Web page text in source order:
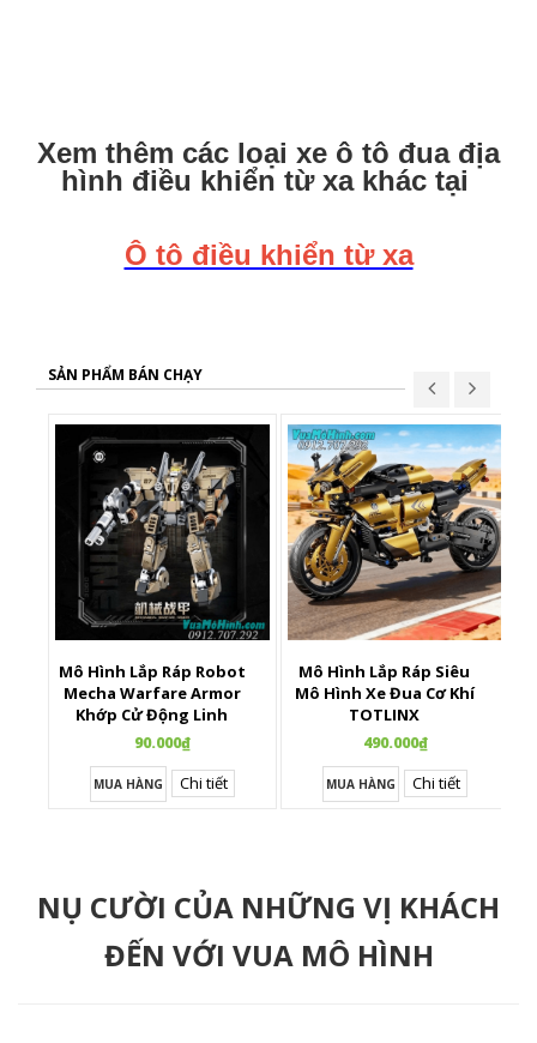
Xem thêm các loại xe ô tô đua địa
hình điều khiển từ xa khác tại
Ô tô điều khiển từ xa
SẢN PHẨM BÁN CHẠY
Mô Hình Lắp Ráp Robot
Mecha Warfare Armor
Khớp Cử Động Linh
Hoạt
90.000₫
MUA HÀNG Chi tiết
Mô Hình Lắp Ráp Siêu
Mô Hình Xe Đua Cơ Khí
TOTLINX
490.000₫
MUA HÀNG Chi tiết
NỤ CƯỜI CỦA NHỮNG VỊ KHÁCH
ĐẾN VỚI VUA MÔ HÌNH